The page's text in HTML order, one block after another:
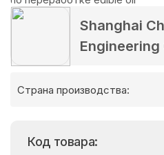
Shanghai
Engineering
Страна производства:
Код товара: